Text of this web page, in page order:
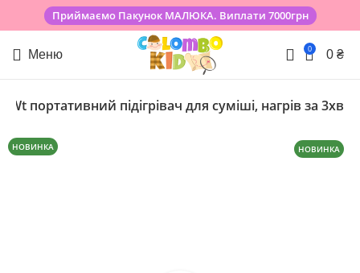
Приймаємо Пакунок МАЛЮКА. Виплати 7000грн
Меню 0 0 ₴
портативний підігрівач для суміші, нагрів за 3хв
НОВИНКА НОВИНКА